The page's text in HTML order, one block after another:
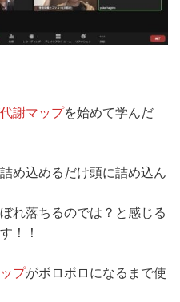
代謝マップを始めて学んだ
め込めるだけ頭に詰め込ん
れ落ちるのでは？と感じる
！！
プがボロボロになるまで使